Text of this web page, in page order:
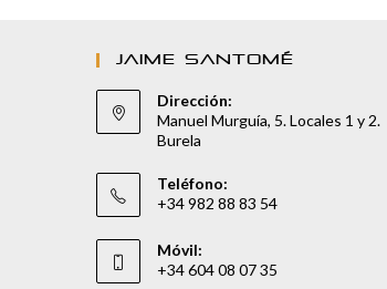
JAIME SANTOMÉ
Dirección:
Manuel Murguía, 5. Locales 1 y 2.
Burela
Teléfono:
+34 982 88 83 54
Móvil:
+34 604 08 07 35